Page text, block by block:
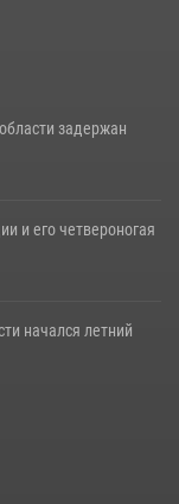
задержан
и его четвероногая
начался летний